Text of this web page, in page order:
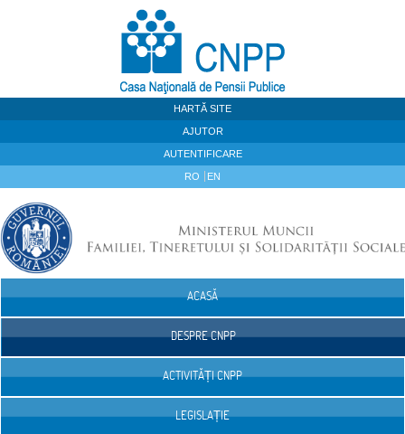
HARTĂ SITE
AJUTOR
AUTENTIFICARE
RO EN
ACASĂ
DESPRE CNPP
ACTIVITĂȚI CNPP
LEGISLAȚIE